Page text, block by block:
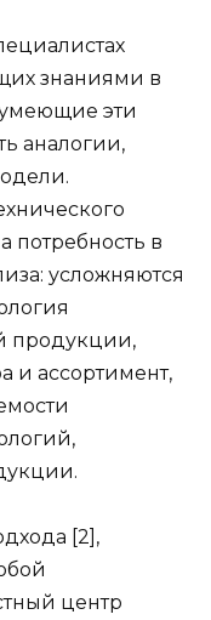
знаниями в
эти
аналогии,
потребность в
усложняются
продукции,
и ассортимент,
[2],
центр